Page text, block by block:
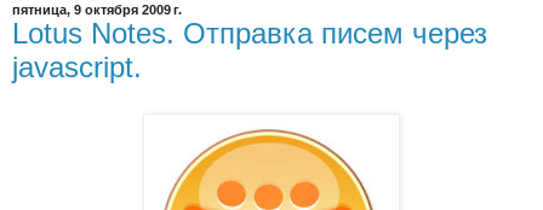
пятница, 9 октября 2009 г.
Lotus Notes. Отправка писем через
javascript.